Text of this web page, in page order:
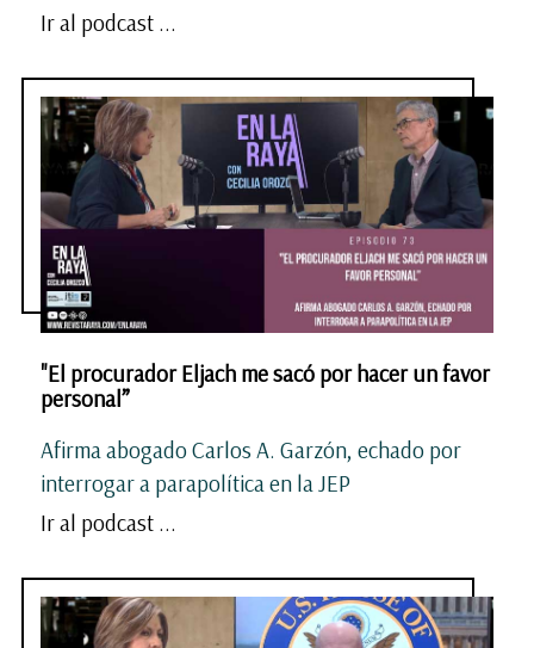
Ir al podcast ...
"El procurador Eljach me sacó por hacer un favor
personal”
Afirma abogado Carlos A. Garzón, echado por
interrogar a parapolítica en la JEP
Ir al podcast ...